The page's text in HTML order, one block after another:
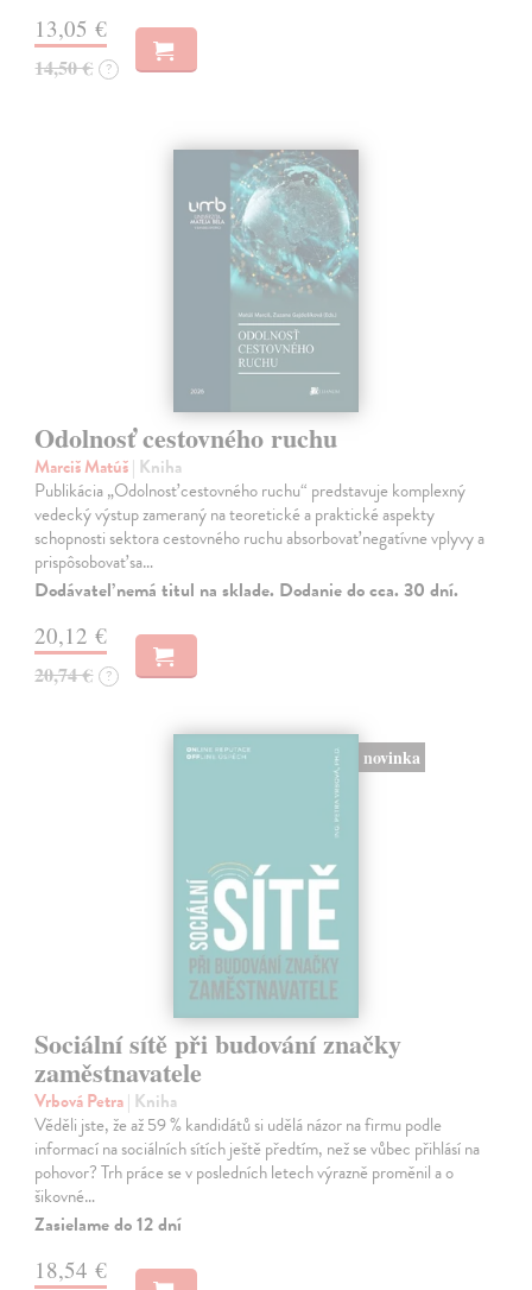
13,05 €
14,50 € ?
Odolnosť cestovného ruchu
Marciš Matúš| Kniha
Publikácia „Odolnosť cestovného ruchu“ predstavuje komplexný
vedecký výstup zameraný na teoretické a praktické aspekty
schopnosti sektora cestovného ruchu absorbovať negatívne vplyvy a
prispôsobovať sa…
Dodávateľ nemá titul na sklade. Dodanie do cca. 30 dní.
20,12 €
20,74 € ?
novinka
Sociální sítě při budování značky
zaměstnavatele
Vrbová Petra| Kniha
Věděli jste, že až 59 % kandidátů si udělá názor na firmu podle
informací na sociálních sítích ještě předtím, než se vůbec přihlásí na
pohovor? Trh práce se v posledních letech výrazně proměnil a o
šikovné…
Zasielame do 12 dní
18,54 €